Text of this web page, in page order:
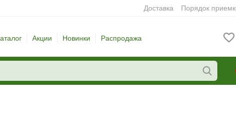
Доставка Порядок
Акции Новинки Распродажа